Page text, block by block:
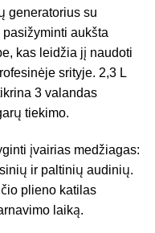
generatorius su
pasižyminti aukšta
kas leidžia jį naudoti
srityje. 2,3 L
3 valandas
tiekimo.
įvairias medžiagas:
ir paltinių audinių.
plieno katilas
laiką.